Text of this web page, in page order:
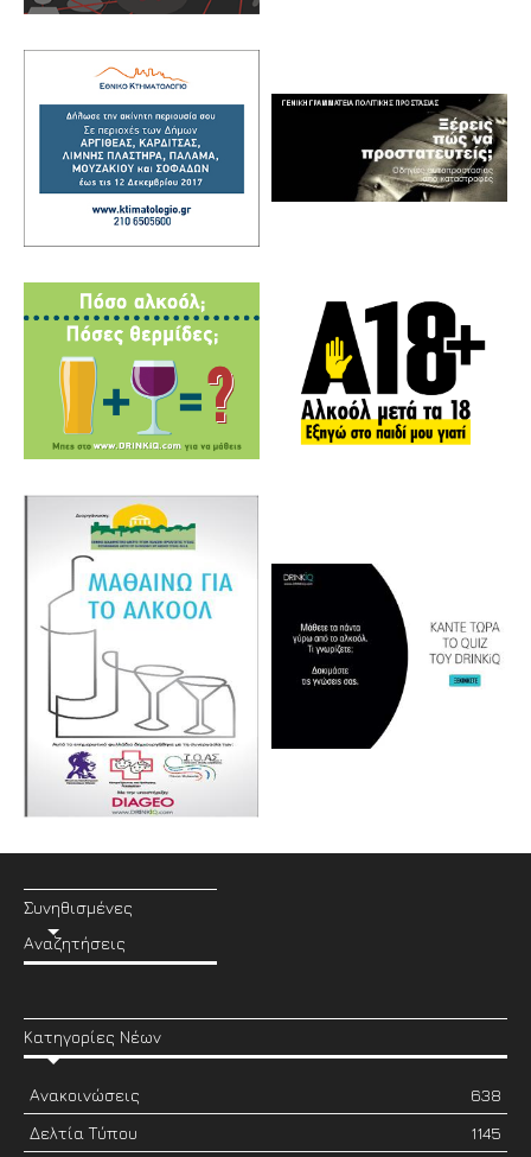
Συνηθισμένες
Αναζητήσεις
Κατηγορίες Νέων
Ανακοινώσεις
638
Δελτία Τύπου
1145